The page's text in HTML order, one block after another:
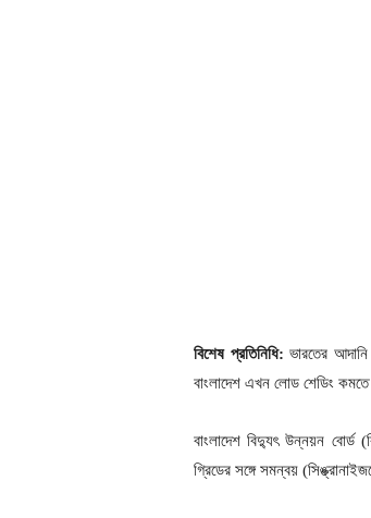
বিশেষ প্রতিনিধি: ভারতের
বাংলাদেশ এখন লোড শেডিং কমতে
বাংলাদেশ বিদ্যুৎ উন্নয়ন বোর্ড
গ্রিডের সঙ্গে সমন্বয়